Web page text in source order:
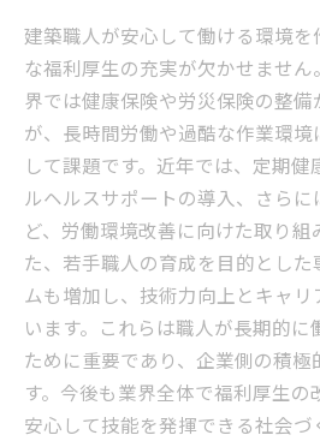
建築職人が安心して働ける環境
な福利厚生の充実が欠かせませ
界では健康保険や労災保険の整
が、長時間労働や過酷な作業環
して課題です。近年では、定期
ルヘルスサポートの導入、さら
ど、労働環境改善に向けた取り組
た、若手職人の育成を目的とし
ムも増加し、技術力向上とキャ
います。これらは職人が長期的に
ために重要であり、企業側の積
す。今後も業界全体で福利厚生
安心して技能を発揮できる社会